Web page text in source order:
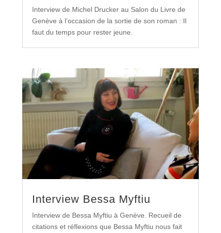
Interview de Michel Drucker au Salon du Livre de
Genève à l’occasion de la sortie de son roman : Il
faut du temps pour rester jeune.
Interview Bessa Myftiu
Interview de Bessa Myftiu à Genève. Recueil de
citations et réflexions que Bessa Myftiu nous fait